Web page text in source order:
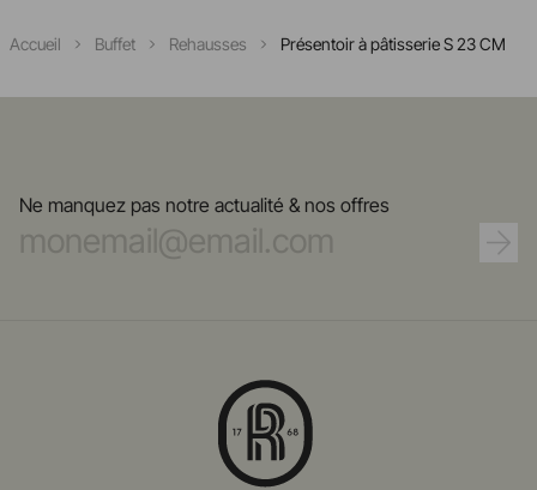
Accueil Buffet Rehausses Présentoir à pâtisserie S 23 CM
Ne manquez pas notre actualité & nos offres